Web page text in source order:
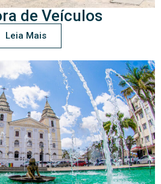
de Veículos
Leia Mais